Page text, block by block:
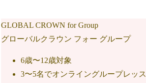
GLOBAL CROWN for Group
グローバルクラウン フォー グループ
6歳〜12歳対象
3〜5名でオンライングループレッス